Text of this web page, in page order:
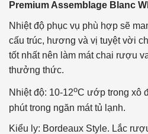
Premium Assemblage Blanc
Nhiệt độ phục vụ phù hợp sẽ
cấu trúc, hương và vị tuyệt vời
tốt nhất nên làm mát chai rượu
thưởng thức.
Nhiệt độ: 10-12oC ướp trong xô
phút trong ngăn mát tủ lạnh.
Kiểu ly: Bordeaux Style. Lắc